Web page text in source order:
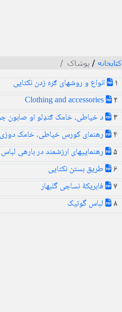
کتابخانه / پوشاک
1 انواع و روشهای ګره زدن نکتایی
2
3 د خیاطی، خامک ګنډلو او صابون
4 رهنمای کورس خیاطی، خامک
5 رهنماییهای ارزشمند در بارهی
6 طریق بستن نکتایی
7 فابریکهٔ نساجی گلبهار
8 لباس گوتیک